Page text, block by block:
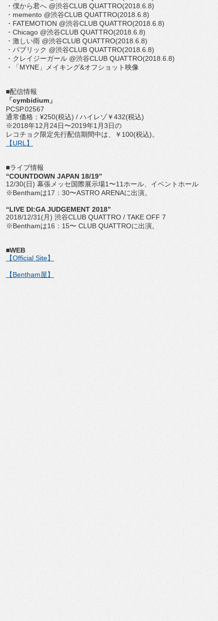
・僕から君へ @渋谷CLUB QUATTRO(2018.6.8)
・memento @渋谷CLUB QUATTRO(2018.6.8)
・FATEMOTION @渋谷CLUB QUATTRO(2018.6.8)
・Chicago @渋谷CLUB QUATTRO(2018.6.8)
・激しい雨 @渋谷CLUB QUATTRO(2018.6.8)
・パブリック @渋谷CLUB QUATTRO(2018.6.8)
・クレイジーガール @渋谷CLUB QUATTRO(2018.6.8)
・「MYNE」メイキング&オフショット映像
■配信情報
「cymbidium」
PCSP.02567
通常価格：¥250(税込) / ハイレゾ￥432(税込)
※2018年12月24日〜2019年1月3日の
レコチョク限定先行配信期間中は、￥100(税込)。
【URL】
■ライブ情報
“COUNTDOWN JAPAN 18/19”
12/30(日) 幕張メッセ国際展示場1〜11ホール、イベントホール
※Benthamは17：30〜ASTRO ARENAに出演。
“LIVE DI:GA JUDGEMENT 2018”
2018/12/31(月) 渋谷CLUB QUATTRO / TAKE OFF 7
※Benthamは16：15〜 CLUB QUATTROに出演。
■WEB
【Official Site】
【Bentham屋】